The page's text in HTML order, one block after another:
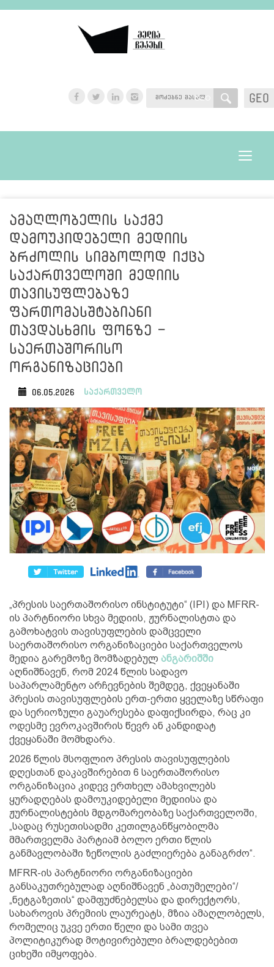
GEO
GEO
Toggle
ამაღლობელის საქმე
დამოუკიდებელი მედიის
ბრძოლის სიმბოლოდ იქცა
საქართველოში მედიის
თავისუფლებაზე
ფართომასშტაბიანი
თავდასხმის ფონზე -
საერთაშორისო
ორგანიზაციები
06.05.2026 საქართველო
„პრესის საერთაშორისო ინსტიტუტი“ (IPI) და MFRR-
ის პარტნიორი სხვა მედიის, ჟურნალისტთა და
გამოხატვის თავისუფლების დამცველი
საერთაშორისო ორგანიზაციები საქართველოს
მედია გარემოზე მომზადებულ ანგარიშში
აღნიშნავენ, რომ 2024 წლის სადავო
საპარლამენტო არჩევნების შემდეგ, ქვეყანაში
პრესის თავისუფლების ერთ-ერთი ყველაზე სწრაფი
და სერიოზული გაუარესება დაფიქსირდა, რაც კი
ოდესმე ევროკავშირის წევრ ან კანდიდატ
ქვეყანაში მომხდარა.
2026 წლის მსოფლიო პრესის თავისუფლების
დღესთან დაკავშირებით 6 საერთაშორისო
ორგანიზაცია კიდევ ერთხელ ამახვილებს
ყურადღებას დამოუკიდებელი მედიისა და
ჟურნალისტების მდგომარეობაზე საქართველოში,
„სადაც რუსეთისადმი კეთილგანწყობილმა
მმართველმა პარტიამ ბოლო ერთი წლის
განმავლობაში ზეწოლის გაძლიერება განაგრძო“.
MFRR-ის პარტნიორი ორგანიზაციები
განსაკუთრებულად აღნიშნავენ „ბათუმელები“/
„ნეტგაზეთის“ დამფუძნებელსა და დირექტორს,
სახაროვის პრემიის ლაურეატს, მზია ამაღლობელს,
რომელიც უკვე ერთი წელი და სამი თვეა
პოლიტიკურად მოტივირებული ბრალდებებით
ციხეში იმყოფება.